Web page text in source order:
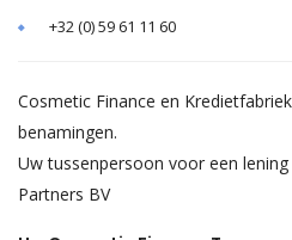
+32 (0) 59 61 11 60
Cosmetic Finance en
benamingen.
Uw tussenpersoon voor een
Partners BV